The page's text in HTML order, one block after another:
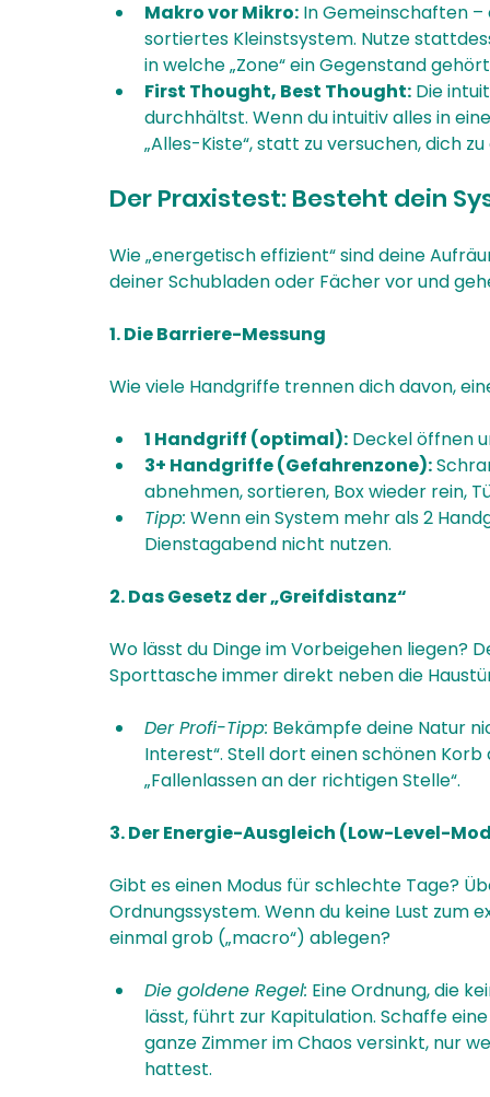
Makro vor Mikro: In Gemeinschaften
sortiertes Kleinstsystem. Nutze
in welche „Zone“ ein Gegenstand
First Thought, Best Thought: Die
durchhältst. Wenn du intuitiv alles in
„Alles-Kiste“, statt zu versuchen, dich
Der Praxistest: Besteht dein
Wie „energetisch effizient“ sind deine
deiner Schubladen oder Fächer vor und
1. Die Barriere-Messung
Wie viele Handgriffe trennen dich davon,
1 Handgriff (optimal): Deckel öffnen
3+ Handgriffe (Gefahrenzone):
abnehmen, sortieren, Box wieder rein,
Tipp: Wenn ein System mehr als 2
Dienstagabend nicht nutzen.
2. Das Gesetz der „Greifdistanz“
Wo lässt du Dinge im Vorbeigehen liegen?
Sporttasche immer direkt neben die
Der Profi-Tipp: Bekämpfe deine Natur
Interest“. Stell dort einen schönen
„Fallenlassen an der richtigen Stelle“.
3. Der Energie-Ausgleich (Low-Level-
Gibt es einen Modus für schlechte Tage?
Ordnungssystem. Wenn du keine Lust
einmal grob („macro“) ablegen?
Die goldene Regel: Eine Ordnung, die
lässt, führt zur Kapitulation. Schaffe
ganze Zimmer im Chaos versinkt, nur
hattest.